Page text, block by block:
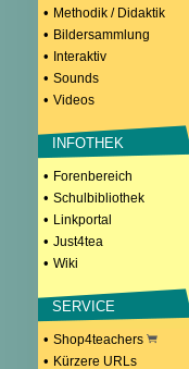
• Methodik / Didaktik
• Bildersammlung
• Interaktiv
• Sounds
• Videos
INFOTHEK
• Forenbereich
• Schulbibliothek
• Linkportal
• Just4tea
• Wiki
SERVICE
• Shop4teachers
• Kürzere URLs